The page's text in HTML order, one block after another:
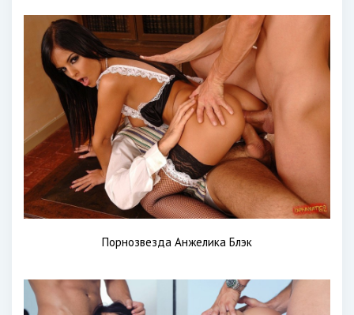
Порнозвезда Анжелика Блэк